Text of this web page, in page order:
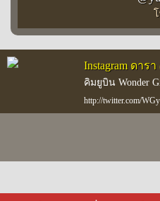
Instagram ดารา
คิมยูบิน Wonder
http://twitter.com/